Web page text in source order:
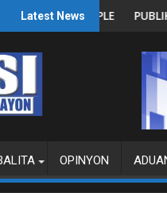
Latest News
NG RPVARA
HINIKAYAT NI SPEAKER
OPINYON